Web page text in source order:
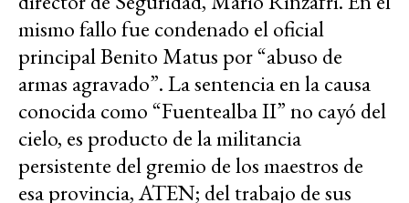
mismo fallo fue condenado el oficial
principal Benito Matus por “abuso de
armas agravado”. La sentencia en la causa
conocida como “Fuentealba II” no cayó del
cielo, es producto de la militancia
persistente del gremio de los maestros de
esa provincia, ATEN; del trabajo de sus